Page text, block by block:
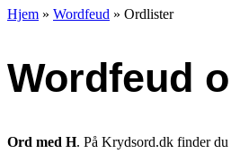
Hjem » Wordfeud » Ordlister
Wordfeud
Ord med H. På Krydsord.dk finder du